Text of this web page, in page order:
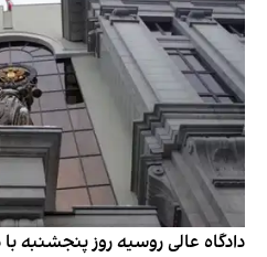
دادگاه عالی روسیه روز پنجشنبه